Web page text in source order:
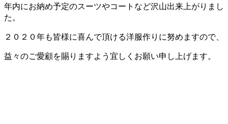
年内にお納め予定のスーツやコートなど沢山出来上がりまし
た。
２０２０年も皆様に喜んで頂ける洋服作りに努めますので、
益々のご愛顧を賜りますよう宜しくお願い申し上げます。